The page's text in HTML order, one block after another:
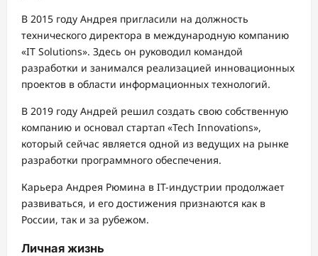
В 2015 году Андрея пригласили на должность
технического директора в международную компанию
«IT Solutions». Здесь он руководил командой
разработки и занимался реализацией инновационных
проектов в области информационных технологий.
В 2019 году Андрей решил создать свою собственную
компанию и основал стартап «Tech Innovations»,
который сейчас является одной из ведущих на рынке
разработки программного обеспечения.
Карьера Андрея Рюмина в IT-индустрии продолжает
развиваться, и его достижения признаются как в
России, так и за рубежом.
Личная жизнь